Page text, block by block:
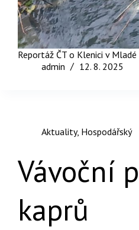
Reportáž ČT o Klenici v
admin
12. 8. 2025
Aktuality, Hospodářský
Vávoční
kaprů